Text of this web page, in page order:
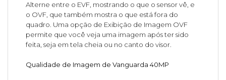
Alterne entre o EVF, mostrando o que o sensor vê, e
o OVF, que também mostra o que está fora do
quadro. Uma opção de Exibição de Imagem OVF
permite que você veja uma imagem após ter sido
feita, seja em tela cheia ou no canto do visor.
Qualidade de Imagem de Vanguarda 40MP